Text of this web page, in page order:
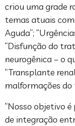
criou uma grade
temas atuais
Aguda”;
“Disfunção do
neurogênica – o
“Transplante
malformações do
“Nosso objetivo
de integração